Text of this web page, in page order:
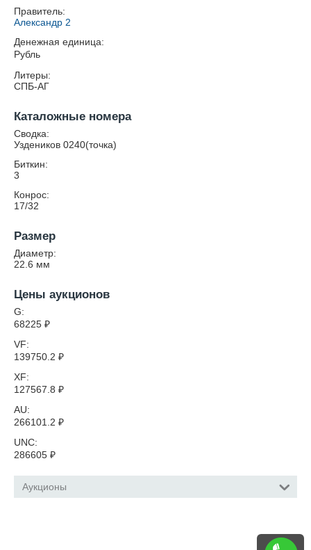
Правитель:
Александр 2
Денежная единица:
Рубль
Литеры:
СПБ-АГ
Каталожные номера
Сводка:
Уздеников 0240(точка)
Биткин:
3
Конрос:
17/32
Размер
Диаметр:
22.6 мм
Цены аукционов
G:
68225 ₽
VF:
139750.2 ₽
XF:
127567.8 ₽
AU:
266101.2 ₽
UNC:
286605 ₽
Аукционы